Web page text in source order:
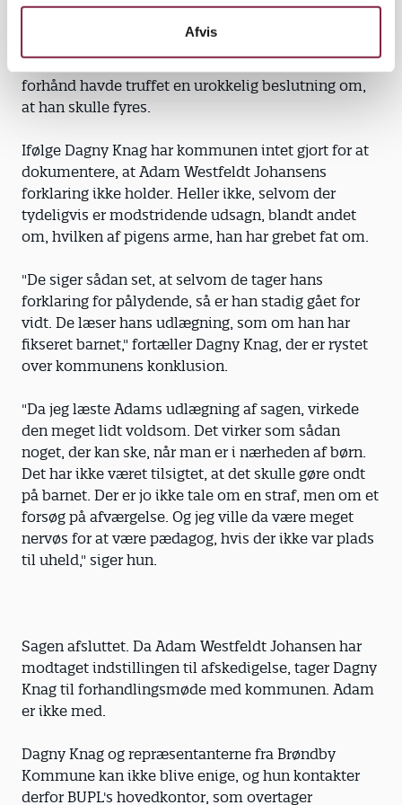
Afvis
knap nok for vidt efter mine begreber," siger
sagsbehandleren, som mener, at kommunen på
forhånd havde truffet en urokkelig beslutning om,
at han skulle fyres.
Ifølge Dagny Knag har kommunen intet gjort for at
dokumentere, at Adam Westfeldt Johansens
forklaring ikke holder. Heller ikke, selvom der
tydeligvis er modstridende udsagn, blandt andet
om, hvilken af pigens arme, han har grebet fat om.
"De siger sådan set, at selvom de tager hans
forklaring for pålydende, så er han stadig gået for
vidt. De læser hans udlægning, som om han har
fikseret barnet," fortæller Dagny Knag, der er rystet
over kommunens konklusion.
"Da jeg læste Adams udlægning af sagen, virkede
den meget lidt voldsom. Det virker som sådan
noget, der kan ske, når man er i nærheden af børn.
Det har ikke været tilsigtet, at det skulle gøre ondt
på barnet. Der er jo ikke tale om en straf, men om et
forsøg på afværgelse. Og jeg ville da være meget
nervøs for at være pædagog, hvis der ikke var plads
til uheld," siger hun.
Sagen afsluttet. Da Adam Westfeldt Johansen har
modtaget indstillingen til afskedigelse, tager Dagny
Knag til forhandlingsmøde med kommunen. Adam
er ikke med.
Dagny Knag og repræsentanterne fra Brøndby
Kommune kan ikke blive enige, og hun kontakter
derfor BUPL's hovedkontor, som overtager